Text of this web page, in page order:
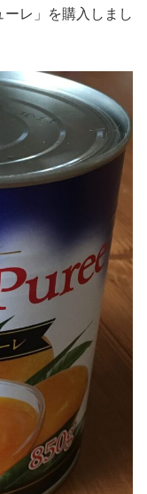
レ」を購入しまし